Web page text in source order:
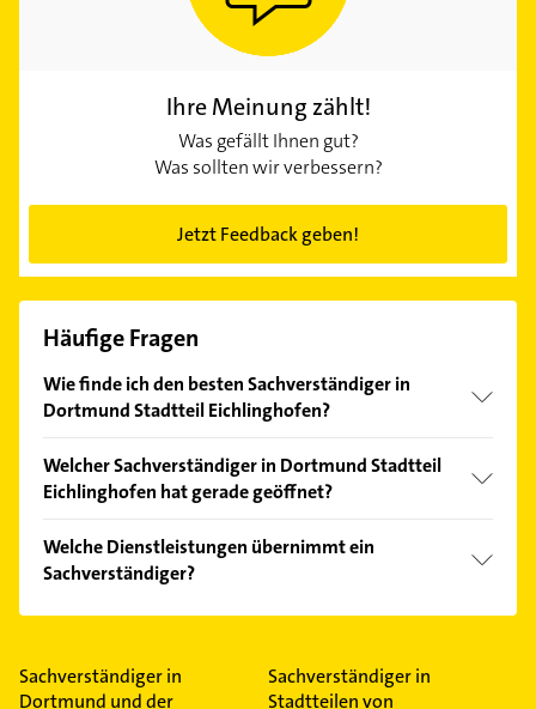
Ihre Meinung zählt!
Was gefällt Ihnen gut?
Was sollten wir verbessern?
Jetzt Feedback geben!
Häufige Fragen
Wie finde ich den besten Sachverständiger in
Dortmund Stadtteil Eichlinghofen?
Kundenmeinungen und profitieren Sie von den
Empfehlungen. Die Suchergebnisse können Sie sich
Welcher Sachverständiger in Dortmund Stadtteil
Eichlinghofen hat gerade geöffnet?
Bitte beachten Sie, dass diese an Sonn- und
Feiertagen abweichen können.
Welche Dienstleistungen übernimmt ein
Sachverständiger?
Folgende Leistungen werden angeboten: Gutachten.
Sachverständiger in
Dortmund und der
Sachverständiger in
Stadtteilen von